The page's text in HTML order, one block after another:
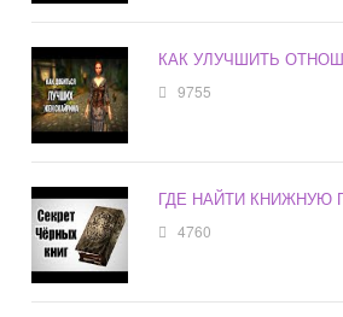
КАК УЛУЧШИТЬ
9755
ГДЕ НАЙТИ КНИЖНУЮ
4760